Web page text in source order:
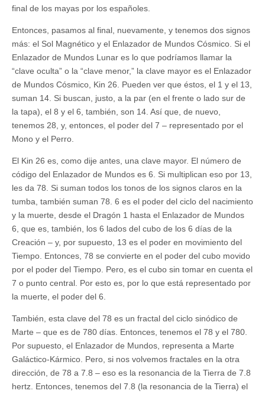
final de los mayas por los españoles.
Entonces, pasamos al final, nuevamente, y tenemos dos signos
más: el Sol Magnético y el Enlazador de Mundos Cósmico. Si el
Enlazador de Mundos Lunar es lo que podríamos llamar la
“clave oculta” o la “clave menor,” la clave mayor es el Enlazador
de Mundos Cósmico, Kin 26. Pueden ver que éstos, el 1 y el 13,
suman 14. Si buscan, justo, a la par (en el frente o lado sur de
la tapa), el 8 y el 6, también, son 14. Así que, de nuevo,
tenemos 28, y, entonces, el poder del 7 – representado por el
Mono y el Perro.
El Kin 26 es, como dije antes, una clave mayor. El número de
código del Enlazador de Mundos es 6. Si multiplican eso por 13,
les da 78. Si suman todos los tonos de los signos claros en la
tumba, también suman 78. 6 es el poder del ciclo del nacimiento
y la muerte, desde el Dragón 1 hasta el Enlazador de Mundos
6, que es, también, los 6 lados del cubo de los 6 días de la
Creación – y, por supuesto, 13 es el poder en movimiento del
Tiempo. Entonces, 78 se convierte en el poder del cubo movido
por el poder del Tiempo. Pero, es el cubo sin tomar en cuenta el
7 o punto central. Por esto es, por lo que está representado por
la muerte, el poder del 6.
También, esta clave del 78 es un fractal del ciclo sinódico de
Marte – que es de 780 días. Entonces, tenemos el 78 y el 780.
Por supuesto, el Enlazador de Mundos, representa a Marte
Galáctico-Kármico. Pero, si nos volvemos fractales en la otra
dirección, de 78 a 7.8 – eso es la resonancia de la Tierra de 7.8
hertz. Entonces, tenemos del 7.8 (la resonancia de la Tierra) el